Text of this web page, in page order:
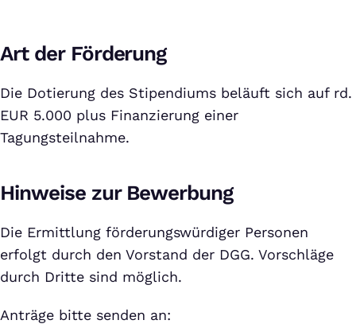
Art der Förderung
Die Dotierung des Stipendiums beläuft sich auf rd.
EUR 5.000 plus Finanzierung einer
Tagungsteilnahme.
Hinweise zur Bewerbung
Die Ermittlung förderungswürdiger Personen
erfolgt durch den Vorstand der DGG. Vorschläge
durch Dritte sind möglich.
Anträge bitte senden an: